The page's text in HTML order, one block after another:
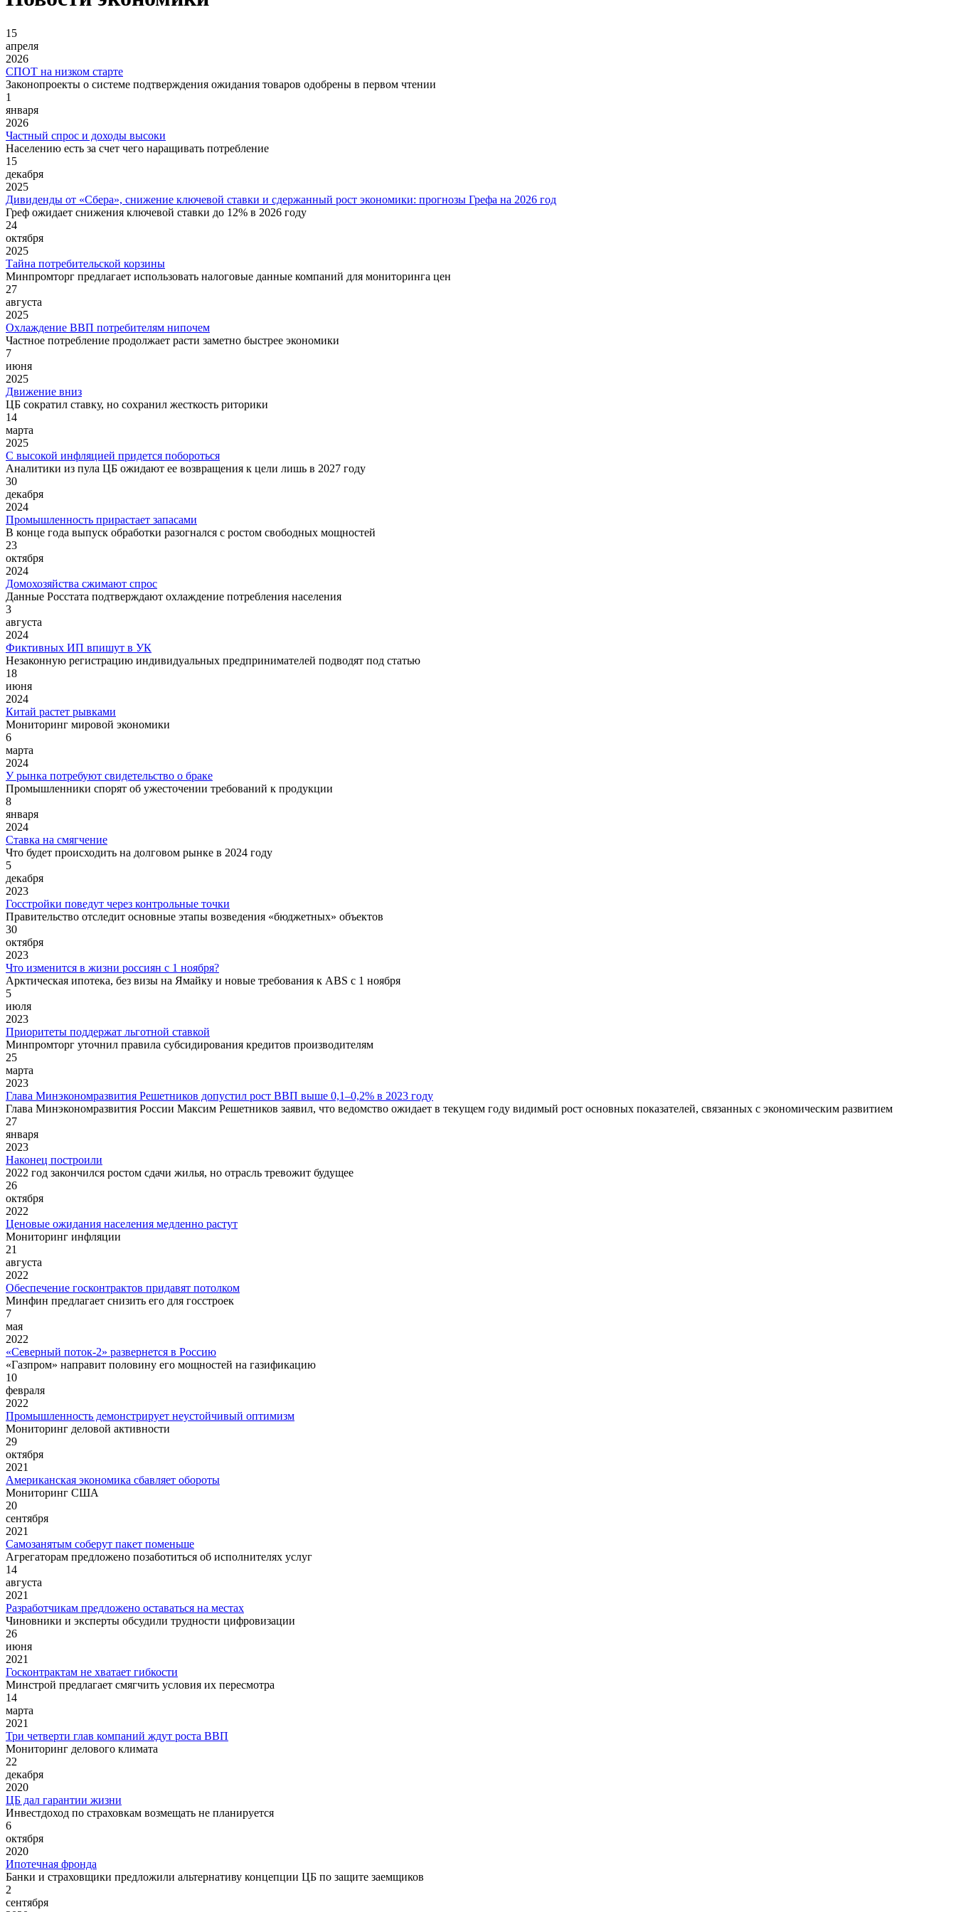
15
апреля
2026
СПОТ на низком старте
Законопроекты о системе подтверждения ожидания товаров одобрены в первом чтении
1
января
2026
Частный спрос и доходы высоки
Населению есть за счет чего наращивать потребление
15
декабря
2025
Дивиденды от «Сбера», снижение ключевой ставки и сдержанный рост экономики: прогнозы Грефа на 2026 год
Греф ожидает снижения ключевой ставки до 12% в 2026 году
24
октября
2025
Тайна потребительской корзины
Минпромторг предлагает использовать налоговые данные компаний для мониторинга цен
27
августа
2025
Охлаждение ВВП потребителям нипочем
Частное потребление продолжает расти заметно быстрее экономики
7
июня
2025
Движение вниз
ЦБ сократил ставку, но сохранил жесткость риторики
14
марта
2025
С высокой инфляцией придется побороться
Аналитики из пула ЦБ ожидают ее возвращения к цели лишь в 2027 году
30
декабря
2024
Промышленность прирастает запасами
В конце года выпуск обработки разогнался с ростом свободных мощностей
23
октября
2024
Домохозяйства сжимают спрос
Данные Росстата подтверждают охлаждение потребления населения
3
августа
2024
Фиктивных ИП впишут в УК
Незаконную регистрацию индивидуальных предпринимателей подводят под статью
18
июня
2024
Китай растет рывками
Мониторинг мировой экономики
6
марта
2024
У рынка потребуют свидетельство о браке
Промышленники спорят об ужесточении требований к продукции
8
января
2024
Ставка на смягчение
Что будет происходить на долговом рынке в 2024 году
5
декабря
2023
Госстройки поведут через контрольные точки
Правительство отследит основные этапы возведения «бюджетных» объектов
30
октября
2023
Что изменится в жизни россиян с 1 ноября?
Арктическая ипотека, без визы на Ямайку и новые требования к ABS с 1 ноября
5
июля
2023
Приоритеты поддержат льготной ставкой
Минпромторг уточнил правила субсидирования кредитов производителям
25
марта
2023
Глава Минэкономразвития Решетников допустил рост ВВП выше 0,1–0,2% в 2023 году
Глава Минэкономразвития России Максим Решетников заявил, что ведомство ожидает в текущем году видимый рост основных показателей, связанных с экономическим развитием
27
января
2023
Наконец построили
2022 год закончился ростом сдачи жилья, но отрасль тревожит будущее
26
октября
2022
Ценовые ожидания населения медленно растут
Мониторинг инфляции
21
августа
2022
Обеспечение госконтрактов придавят потолком
Минфин предлагает снизить его для госстроек
7
мая
2022
«Северный поток-2» развернется в Россию
«Газпром» направит половину его мощностей на газификацию
10
февраля
2022
Промышленность демонстрирует неустойчивый оптимизм
Мониторинг деловой активности
29
октября
2021
Американская экономика сбавляет обороты
Мониторинг США
20
сентября
2021
Самозанятым соберут пакет поменьше
Агрегаторам предложено позаботиться об исполнителях услуг
14
августа
2021
Разработчикам предложено оставаться на местах
Чиновники и эксперты обсудили трудности цифровизации
26
июня
2021
Госконтрактам не хватает гибкости
Минстрой предлагает смягчить условия их пересмотра
14
марта
2021
Три четверти глав компаний ждут роста ВВП
Мониторинг делового климата
22
декабря
2020
ЦБ дал гарантии жизни
Инвестдоход по страховкам возмещать не планируется
6
октября
2020
Ипотечная фронда
Банки и страховщики предложили альтернативу концепции ЦБ по защите заемщиков
2
сентября